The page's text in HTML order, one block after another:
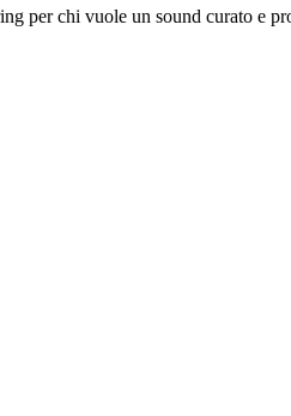
per chi vuole un sound curato e